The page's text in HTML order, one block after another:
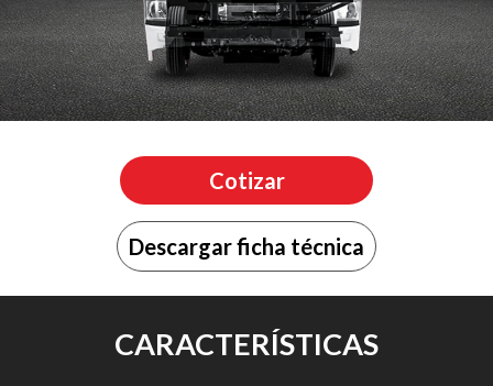
Descargar ficha técnica
Cotizar
CARACTERÍSTICAS